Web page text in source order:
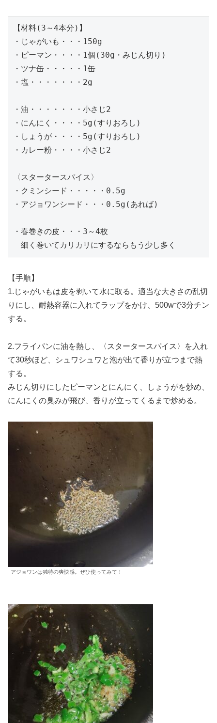
【材料(3～4本分)】
・じゃがいも・・・150g
・ピーマン・・・・1個(30g・みじん切り)
・ツナ缶・・・・・1缶
・塩・・・・・・・2g
・油・・・・・・・小さじ2
・にんにく・・・・5g(すりおろし)
・しょうが・・・・5g(すりおろし)
・カレー粉・・・・小さじ2
〈スタータースパイス〉
・クミンシード・・・・・0.5g
・アジョワンシード・・・0.5g(あれば)
・春巻きの皮・・・3～4枚
細く巻いてカリカリにするならもう少し多く
【手順】
1.じゃがいもは皮を剥いて水に取る。適当な大きさの乱切
りにし、耐熱容器に入れてラップをかけ、500wで3分チン
する。
2.フライパンに油を熱し、〈スタータースパイス〉を入れ
て30秒ほど、シュワシュワと泡が出て香りが立つまで熱
する。
みじん切りにしたピーマンとにんにく、しょうがを炒め、
にんにくの臭みが飛び、香りが立ってくるまで炒める。
アジョワンは独特の爽快感。ぜひ使ってみて！